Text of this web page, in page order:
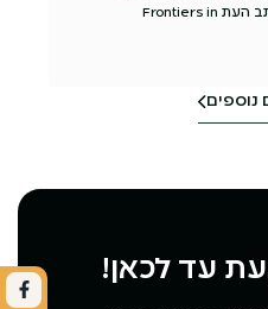
סוקרת מחקר רחב שפורסם בכתב העת Frontiers in
נוספים
עד לכאן!